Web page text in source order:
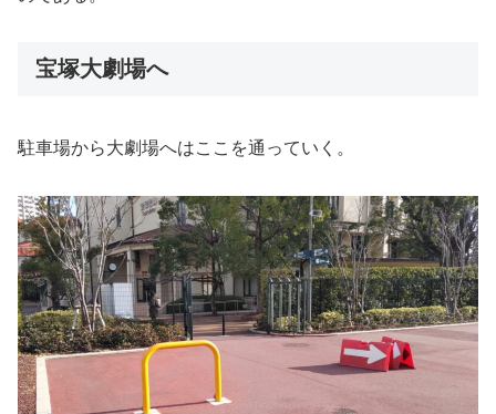
宝塚大劇場へ
駐車場から大劇場へはここを通っていく。